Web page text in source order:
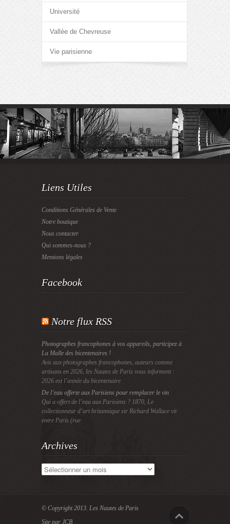
Université
Vallée de Chevreuse
Vie parisienne
Liens Utiles
Conditions Générales de Vente
Notre boutique
Nous contacter
Qui sommes-nous ?
Mentions légales
Facebook
Notre flux RSS
Photographes francophones à vos appareils, participez à
La Malle des bicentenaires !
Avis aux photographes francophones, auteurs comme
artisans en 2026, les Nautes de Paris vous informent :
2026 est l’année du bicentenaire
De l’eau offerte aux Parisiens pour remplacer le vin
Qui a offert de l’eau aux Parisiens ? 1870, Le
collectionneur d’art britannique sir Richard Wallace vit
entre Paris (rue
Archives
Archives
© Copyright 2013. Les Nautes de Paris
Site par JCB